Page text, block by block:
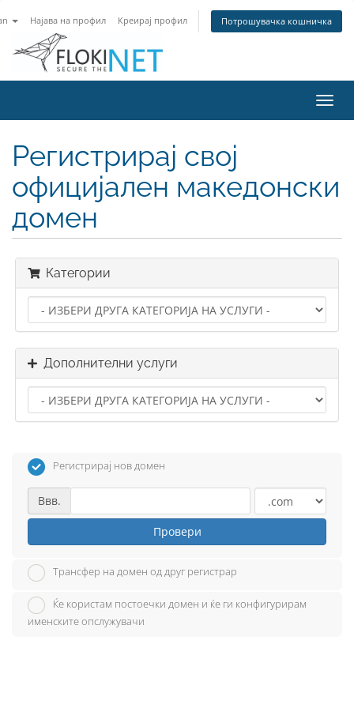
Најава на профил Креирај профил Потрошувачка кошничка
ја
Регистрирај свој
официјален македонски
домен
Категории
Дополнителни услуги
Регистрирај нов домен
Ввв.
Провери
Трансфер на домен од друг регистрар
Ќе користам постоечки домен и ќе ги конфигурирам
именските опслужувачи